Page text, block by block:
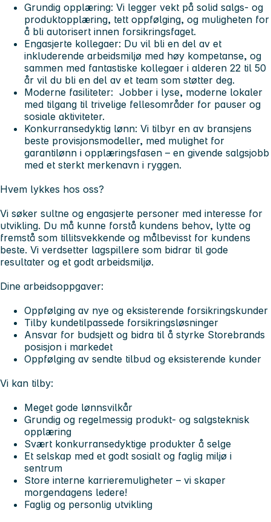
Grundig opplæring: Vi legger vekt på solid salgs- og
produktopplæring, tett oppfølging, og muligheten for
å bli autorisert innen forsikringsfaget.
Engasjerte kollegaer: Du vil bli en del av et
inkluderende arbeidsmiljø med høy kompetanse, og
sammen med fantastiske kollegaer i alderen 22 til 50
år vil du bli en del av et team som støtter deg.
Moderne fasiliteter: Jobber i lyse, moderne lokaler
med tilgang til trivelige fellesområder for pauser og
sosiale aktiviteter.
Konkurransedyktig lønn: Vi tilbyr en av bransjens
beste provisjonsmodeller, med mulighet for
garantilønn i opplæringsfasen – en givende salgsjobb
med et sterkt merkenavn i ryggen.
Hvem lykkes hos oss?
Vi søker sultne og engasjerte personer med interesse for
utvikling. Du må kunne forstå kundens behov, lytte og
fremstå som tillitsvekkende og målbevisst for kundens
beste. Vi verdsetter lagspillere som bidrar til gode
resultater og et godt arbeidsmiljø.
Dine arbeidsoppgaver:
Oppfølging av nye og eksisterende forsikringskunder
Tilby kundetilpassede forsikringsløsninger
Ansvar for budsjett og bidra til å styrke Storebrands
posisjon i markedet
Oppfølging av sendte tilbud og eksisterende kunder
Vi kan tilby:
Meget gode lønnsvilkår
Grundig og regelmessig produkt- og salgsteknisk
opplæring
Svært konkurransedyktige produkter å selge
Et selskap med et godt sosialt og faglig miljø i
sentrum
Store interne karrieremuligheter – vi skaper
morgendagens ledere!
Faglig og personlig utvikling